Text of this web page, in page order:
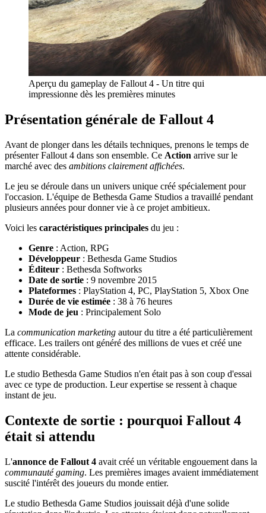
Aperçu du gameplay de Fallout 4 - Un titre qui
impressionne dès les premières minutes
Présentation générale de Fallout 4
Avant de plonger dans les détails techniques, prenons le temps de
présenter Fallout 4 dans son ensemble. Ce Action arrive sur le
marché avec des ambitions clairement affichées.
Le jeu se déroule dans un univers unique créé spécialement pour
l'occasion. L'équipe de Bethesda Game Studios a travaillé pendant
plusieurs années pour donner vie à ce projet ambitieux.
Voici les caractéristiques principales du jeu :
Genre : Action, RPG
Développeur : Bethesda Game Studios
Éditeur : Bethesda Softworks
Date de sortie : 9 novembre 2015
Plateformes : PlayStation 4, PC, PlayStation 5, Xbox One
Durée de vie estimée : 38 à 76 heures
Mode de jeu : Principalement Solo
La communication marketing autour du titre a été particulièrement
efficace. Les trailers ont généré des millions de vues et créé une
attente considérable.
Le studio Bethesda Game Studios n'en était pas à son coup d'essai
avec ce type de production. Leur expertise se ressent à chaque
instant de jeu.
Contexte de sortie : pourquoi Fallout 4
était si attendu
L'annonce de Fallout 4 avait créé un véritable engouement dans la
communauté gaming. Les premières images avaient immédiatement
suscité l'intérêt des joueurs du monde entier.
Le studio Bethesda Game Studios jouissait déjà d'une solide